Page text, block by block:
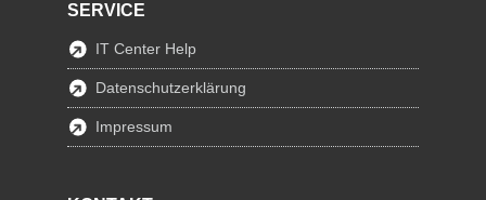
SERVICE
IT Center Help
Datenschutzerklärung
Impressum